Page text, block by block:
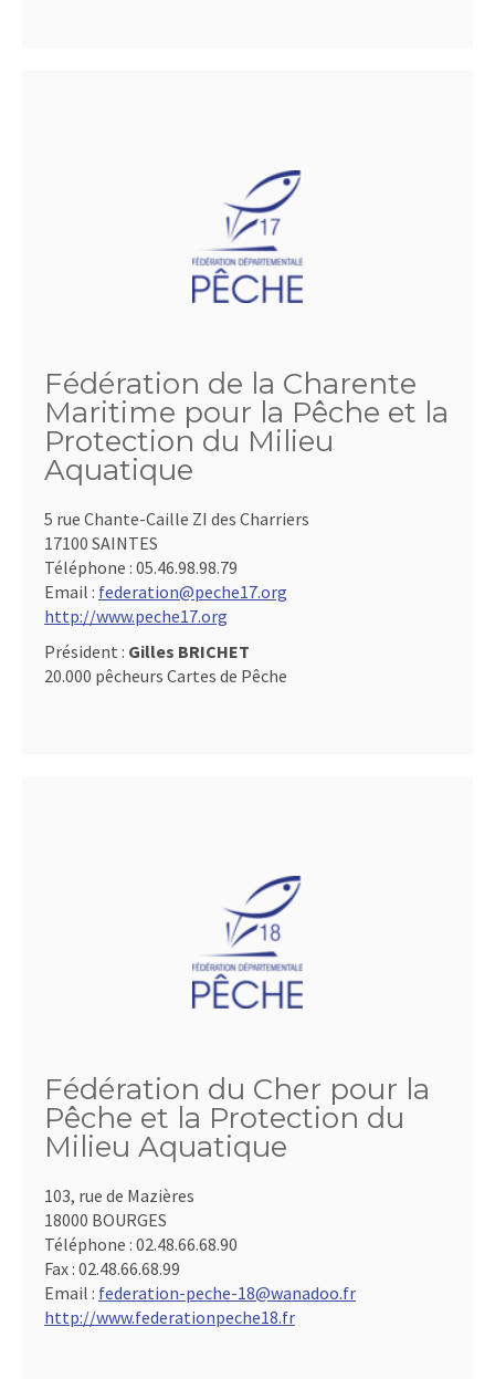
Fédération de la Charente
Maritime pour la Pêche et la
Protection du Milieu
Aquatique
5 rue Chante-Caille ZI des Charriers
17100 SAINTES
Téléphone : 05.46.98.98.79
Email : federation@peche17.org
http://www.peche17.org
Président : Gilles BRICHET
20.000 pêcheurs Cartes de Pêche
Fédération du Cher pour la
Pêche et la Protection du
Milieu Aquatique
103, rue de Mazières
18000 BOURGES
Téléphone : 02.48.66.68.90
Fax : 02.48.66.68.99
Email : federation-peche-18@wanadoo.fr
http://www.federationpeche18.fr